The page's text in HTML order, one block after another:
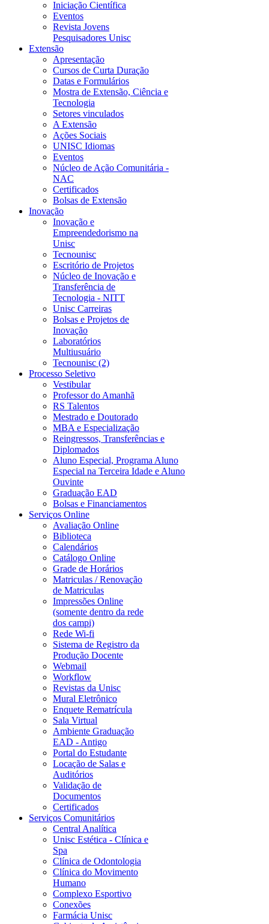
Iniciação Científica
Eventos
Revista Jovens
Pesquisadores Unisc
Extensão
Apresentação
Cursos de Curta Duração
Datas e Formulários
Mostra de Extensão, Ciência e
Tecnologia
Setores vinculados
A Extensão
Ações Sociais
UNISC Idiomas
Eventos
Núcleo de Ação Comunitária -
NAC
Certificados
Bolsas de Extensão
Inovação
Inovação e
Empreendedorismo na
Unisc
Tecnounisc
Escritório de Projetos
Núcleo de Inovação e
Transferência de
Tecnologia - NITT
Unisc Carreiras
Bolsas e Projetos de
Inovação
Laboratórios
Multiusuário
Tecnounisc (2)
Processo Seletivo
Vestibular
Professor do Amanhã
RS Talentos
Mestrado e Doutorado
MBA e Especialização
Reingressos, Transferências e
Diplomados
Aluno Especial, Programa Aluno
Especial na Terceira Idade e Aluno
Ouvinte
Graduação EAD
Bolsas e Financiamentos
Serviços Online
Avaliação Online
Biblioteca
Calendários
Catálogo Online
Grade de Horários
Matriculas / Renovação
de Matriculas
Impressões Online
(somente dentro da rede
dos campi)
Rede Wi-fi
Sistema de Registro da
Produção Docente
Webmail
Workflow
Revistas da Unisc
Mural Eletrônico
Enquete Rematrícula
Sala Virtual
Ambiente Graduação
EAD - Antigo
Portal do Estudante
Locação de Salas e
Auditórios
Validação de
Documentos
Certificados
Serviços Comunitários
Central Analítica
Unisc Estética - Clínica e
Spa
Clínica de Odontologia
Clínica do Movimento
Humano
Complexo Esportivo
Conexões
Farmácia Unisc